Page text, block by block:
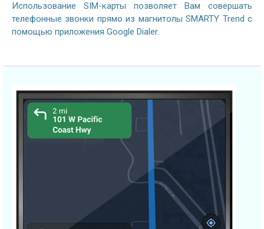
Использование SIM-карты позволяет Вам совершать
телефонные звонки прямо из магнитолы SMARTY Trend с
помощью приложения Google Dialer.